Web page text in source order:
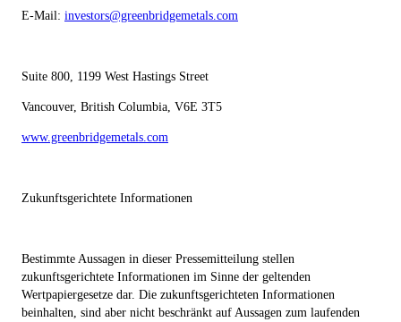
E-Mail: investors@greenbridgemetals.com
Suite 800, 1199 West Hastings Street
Vancouver, British Columbia, V6E 3T5
www.greenbridgemetals.com
Zukunftsgerichtete Informationen
Bestimmte Aussagen in dieser Pressemitteilung stellen
zukunftsgerichtete Informationen im Sinne der geltenden
Wertpapiergesetze dar. Die zukunftsgerichteten Informationen
beinhalten, sind aber nicht beschränkt auf Aussagen zum laufenden